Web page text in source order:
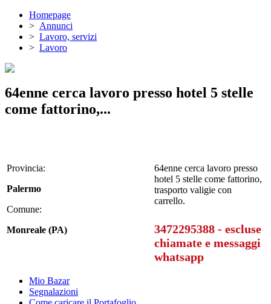
Homepage
> Annunci
> Lavoro, servizi
> Lavoro
64enne cerca lavoro presso hotel 5 stelle
come fattorino,...
Provincia:
Palermo
Comune:
Monreale (PA)
64enne cerca lavoro presso
hotel 5 stelle come fattorino,
trasporto valigie con
carrello.
3472295388 - escluse
chiamate e messaggi
whatsapp
Mio Bazar
Segnalazioni